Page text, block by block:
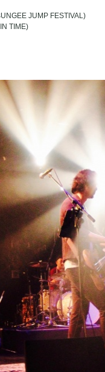
JUMP FESTIVAL)
TIME)